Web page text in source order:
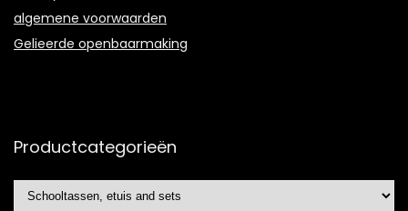
algemene voorwaarden
Gelieerde openbaarmaking
Productcategorieën